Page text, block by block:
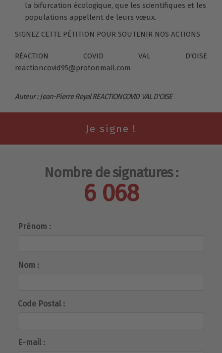
la bifurcation écologique, que les scientifiques et les
populations appellent de leurs vœux.
SIGNEZ CETTE PÉTITION POUR SOUTENIR NOS ACTIONS
RÉACTION COVID VAL D'OISE
reactioncovid95@protonmail.com
Auteur : Jean-Pierre Reyal REACTIONCOVID VAL D'OISE
Nombre de signatures :
6 068
Prénom :
Nom :
Code Postal :
E-mail :